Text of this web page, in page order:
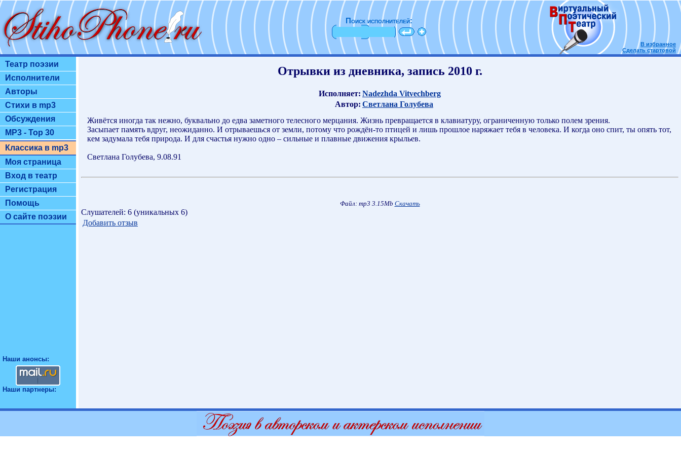
Поиск исполнителей:
В избранное
Сделать стартовой
Театр поэзии
Исполнители
Авторы
Стихи в mp3
Обсуждения
MP3 - Top 30
Классика в mp3
Моя страница
Вход в театр
Регистрация
Помощь
О сайте поэзии
Наши анонсы:
Наши партнеры:
Отрывки из дневника, запись 2010 г.
Исполняет: Nadezhda Vitvechberg
Автор: Светлана Голубева
Живётся иногда так нежно, буквально до едва заметного телесного мерцания. Жизнь превращается в клавиатуру, ограниченную только полем зрения.
Засыпает память вдруг, неожиданно. И отрываешься от земли, потому что рождён-то птицей и лишь прошлое наряжает тебя в человека. И когда оно спит, ты опять тот,
кем задумала тебя природа. И для счастья нужно одно – сильные и плавные движения крыльев.
Светлана Голубева, 9.08.91
Файл: mp3 3.15Mb Скачать
Слушателей: 6 (уникальных 6)
Добавить отзыв